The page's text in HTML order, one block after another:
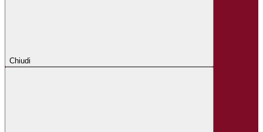
Chiudi